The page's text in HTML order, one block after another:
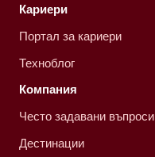
Кариери
Портал за кариери
Техноблог
Компания
Често задавани въпроси
Дестинации